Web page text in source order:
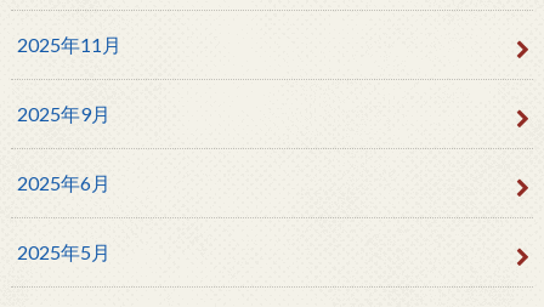
2025年11月
2025年9月
2025年6月
2025年5月